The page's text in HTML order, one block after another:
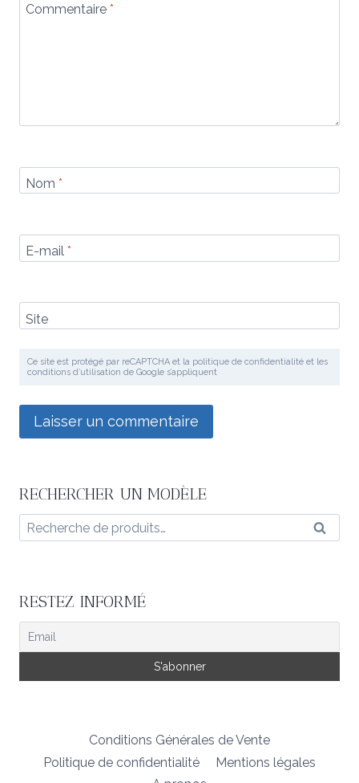
Commentaire *
Nom *
E-mail *
Site
Ce site est protégé par reCAPTCHA et la politique de confidentialité et les
conditions d’utilisation de Google s’appliquent
RECHERCHER UN MODÈLE
Recherche
pour :
RESTEZ INFORMÉ
Conditions Générales de Vente
Politique de confidentialité
Mentions légales